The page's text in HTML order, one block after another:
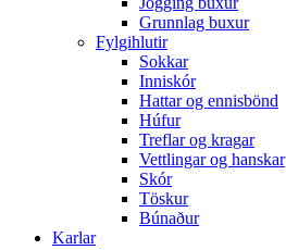
Grunnlag buxur
Fylgihlutir
Sokkar
Inniskór
Hattar og ennisbönd
Húfur
Treflar og kragar
Vettlingar og hanskar
Skór
Töskur
Búnaður
Karlar